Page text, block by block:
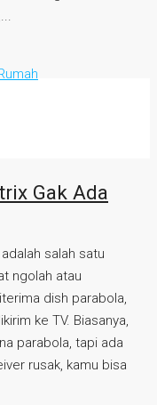
Gak Ada
salah satu
ngolah atau
dish parabola,
ke TV. Biasanya,
parabola, tapi ada
rusak, kamu bisa